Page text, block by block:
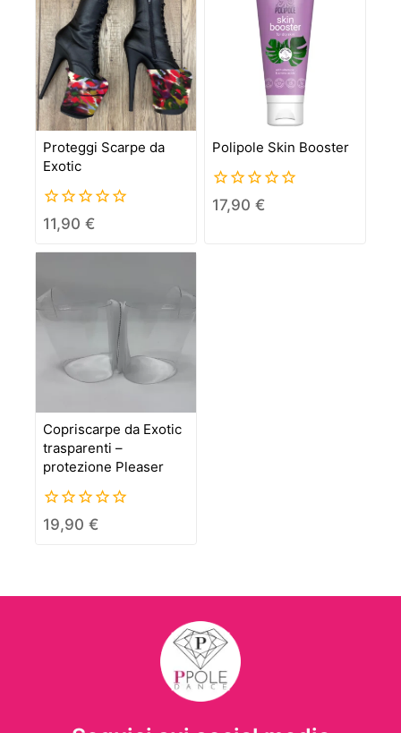
Proteggi Scarpe da
Exotic
0
of
11,90 €
Polipole Skin Booster
0
17,90 €
Copriscarpe da Exotic
trasparenti –
protezione Pleaser
0
19,90 €